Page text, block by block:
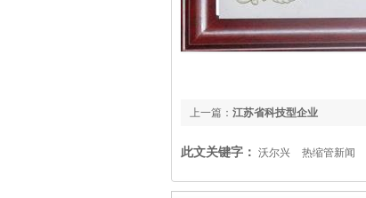
上一篇： 江苏省科技型企业
此文关键字： 沃尔兴 热缩管新闻